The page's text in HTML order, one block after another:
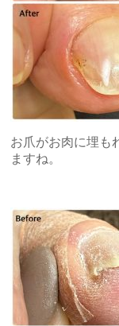
お爪がお肉に埋も
ますね。